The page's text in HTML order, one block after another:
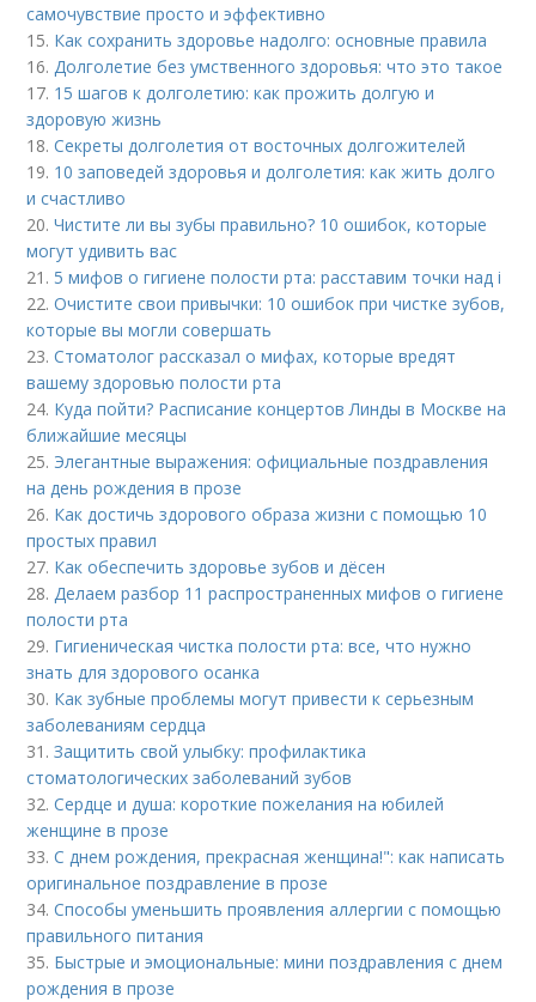
самочувствие просто и эффективно
15. Как сохранить здоровье надолго: основные правила
16.Долголетие без умственного здоровья: что это такое
17. 15 шагов к долголетию: как прожить долгую и
здоровую жизнь
18.Секреты долголетия от восточных долгожителей
19. 10 заповедей здоровья и долголетия: как жить долго
и счастливо
20.Чистите ли вы зубы правильно? 10 ошибок, которые
могут удивить вас
21. 5 мифов о гигиене полости рта: расставим точки над i
22.Очистите свои привычки: 10 ошибок при чистке зубов,
которые вы могли совершать
23.Стоматолог рассказал о мифах, которые вредят
вашему здоровью полости рта
24. Куда пойти? Расписание концертов Линды в Москве на
ближайшие месяцы
25. Элегантные выражения: официальные поздравления
на день рождения в прозе
26. Как достичь здорового образа жизни с помощью 10
простых правил
27. Как обеспечить здоровье зубов и дёсен
28.Делаем разбор 11 распространенных мифов о гигиене
полости рта
29. Гигиеническая чистка полости рта: все, что нужно
знать для здорового осанка
30. Как зубные проблемы могут привести к серьезным
заболеваниям сердца
31.Защитить свой улыбку: профилактика
стоматологических заболеваний зубов
32.Сердце и душа: короткие пожелания на юбилей
женщине в прозе
33.С днем рождения, прекрасная женщина!": как написать
оригинальное поздравление в прозе
34.Способы уменьшить проявления аллергии с помощью
правильного питания
35. Быстрые и эмоциональные: мини поздравления с днем
рождения в прозе